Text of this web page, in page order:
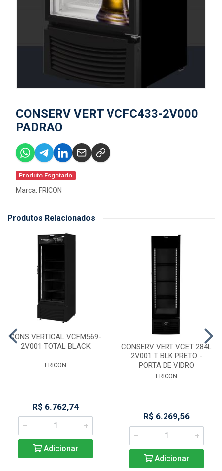
CONSERV VERT VCFC433-2V000
PADRAO
Produto Esgotado
Marca: FRICON
Produtos Relacionados
CONS VERTICAL VCFM569-
2V001 TOTAL BLACK
FRICON
R$ 6.762,74
Adicionar
CONSERV VERT VCET 284L
2V001 T BLK PRETO -
PORTA DE VIDRO
FRICON
R$ 6.269,56
Adicionar